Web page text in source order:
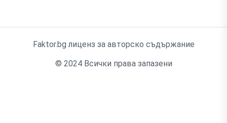
Faktor.bg лиценз за авторско съдържание
© 2024 Всички права запазени